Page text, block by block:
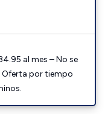
al mes – No se
Oferta por tiempo